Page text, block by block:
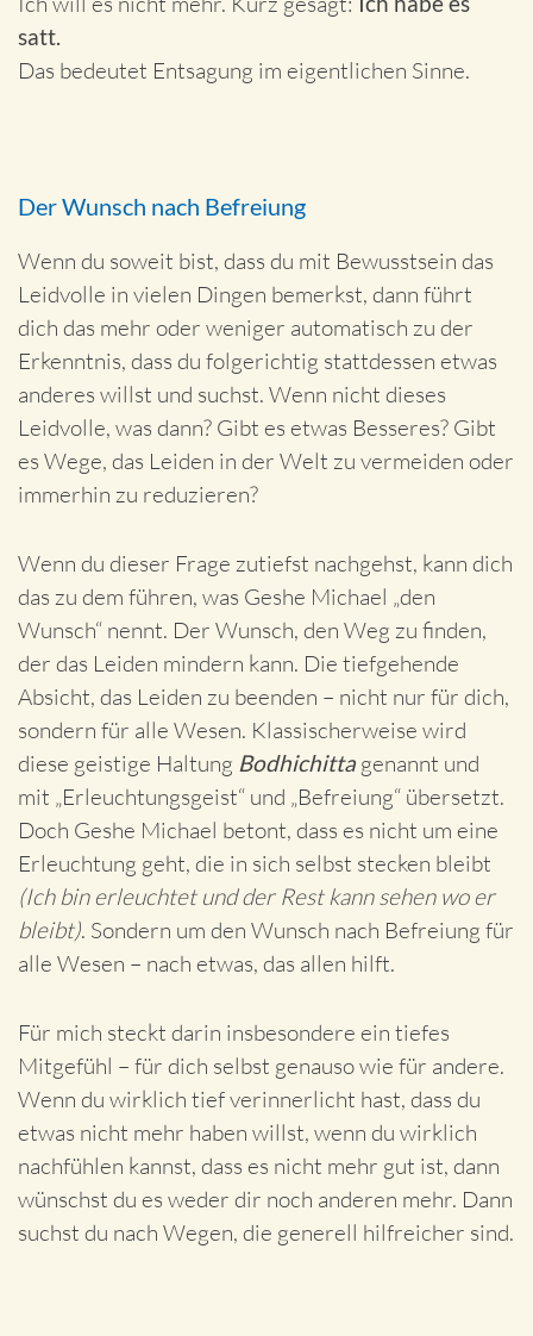
satt.
Das bedeutet Entsagung im eigentlichen Sinne.
Der Wunsch nach Befreiung
Wenn du soweit bist, dass du mit Bewusstsein das
Leidvolle in vielen Dingen bemerkst, dann führt
dich das mehr oder weniger automatisch zu der
Erkenntnis, dass du folgerichtig stattdessen etwas
anderes willst und suchst. Wenn nicht dieses
Leidvolle, was dann? Gibt es etwas Besseres? Gibt
es Wege, das Leiden in der Welt zu vermeiden oder
immerhin zu reduzieren?
Wenn du dieser Frage zutiefst nachgehst, kann dich
das zu dem führen, was Geshe Michael „den
Wunsch“ nennt. Der Wunsch, den Weg zu finden,
der das Leiden mindern kann. Die tiefgehende
Absicht, das Leiden zu beenden – nicht nur für dich,
sondern für alle Wesen. Klassischerweise wird
diese geistige Haltung Bodhichittagenannt und
mit „Erleuchtungsgeist“ und „Befreiung“ übersetzt.
Doch Geshe Michael betont, dass es nicht um eine
Erleuchtung geht, die in sich selbst stecken bleibt
(Ich bin erleuchtet und der Rest kann sehen wo er
bleibt). Sondern um den Wunsch nach Befreiung für
alle Wesen – nach etwas, das allen hilft.
Für mich steckt darin insbesondere ein tiefes
Mitgefühl – für dich selbst genauso wie für andere.
Wenn du wirklich tief verinnerlicht hast, dass du
etwas nicht mehr haben willst, wenn du wirklich
nachfühlen kannst, dass es nicht mehr gut ist, dann
wünschst du es weder dir noch anderen mehr. Dann
suchst du nach Wegen, die generell hilfreicher sind.